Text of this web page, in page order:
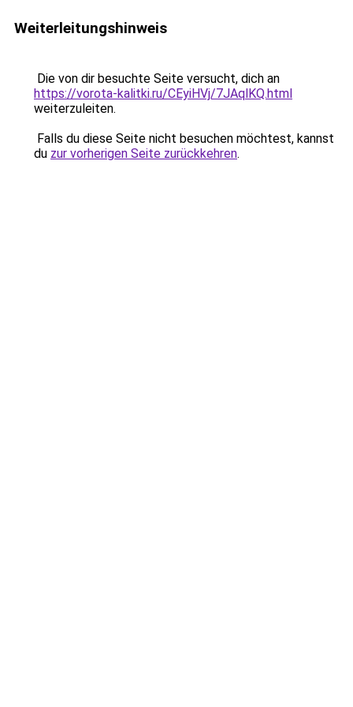
Weiterleitungshinweis
Die von dir besuchte Seite versucht, dich an
https://vorota-kalitki.ru/CEyiHVj/7JAqlKQ.html
weiterzuleiten.
Falls du diese Seite nicht besuchen möchtest, kannst
du zur vorherigen Seite zurückkehren.